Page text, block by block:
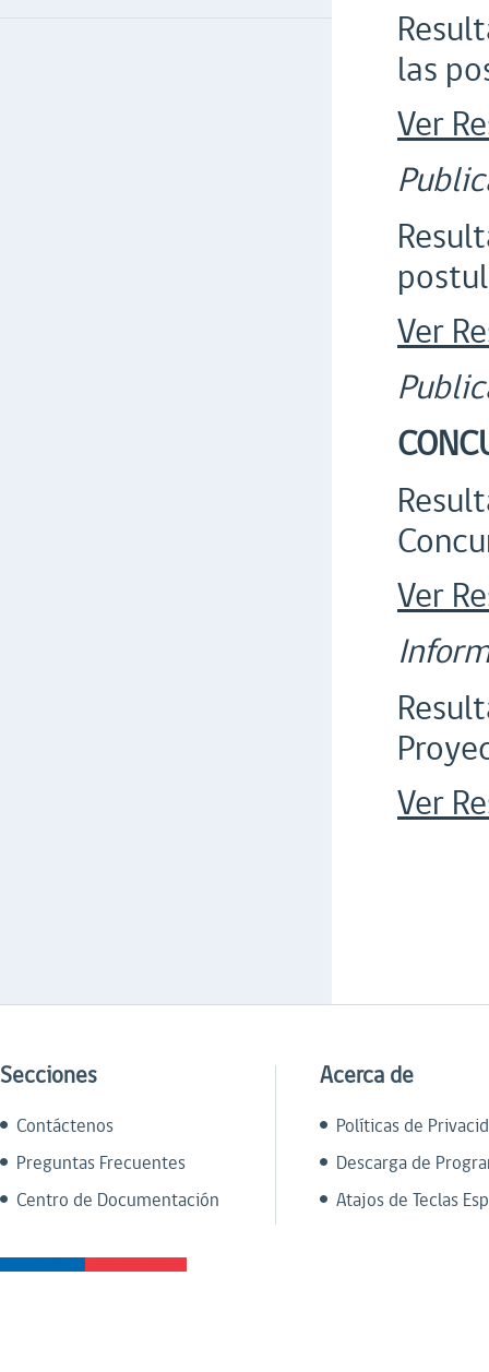
las
Ver
Ver
Ver
Ver
Secciones
Contáctenos
Preguntas Frecuentes
Centro de Documentación
Acerca de
Políticas de
Descarga de
Atajos de Teclas